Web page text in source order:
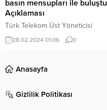
basın mensupları ile buluştu
Açıklaması
Türk Telekom Üst Yöneticisi
(CEO) Ümit Önal, Türkiye'nin
5G'ye geçiş takvimine ilişkin,
bir 5G kullanımının daha çok işte
göze çarptığı bir dünyada, yerlilik
zamana doğru bunu kaydırmanın
28.02.2024 01:06 0
Anasayfa
Gizlilik Politikası